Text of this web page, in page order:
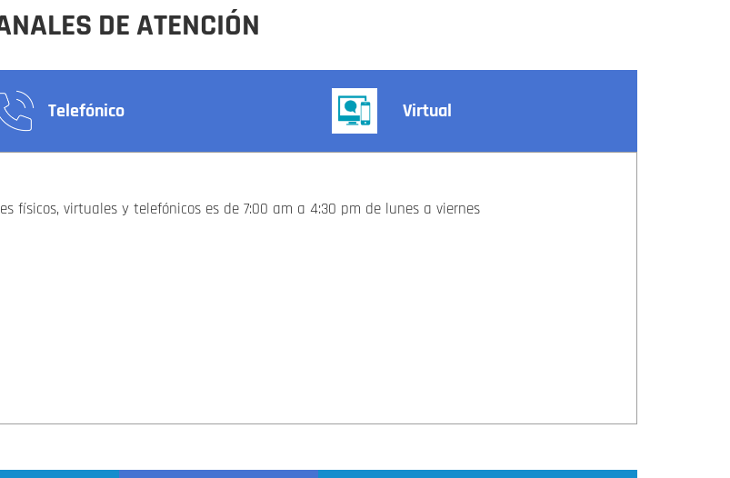
DE ATENCIÓN
Telefónico Virtual
físicos, virtuales y telefónicos es de 7:00 am a 4:30 pm de lunes a viernes